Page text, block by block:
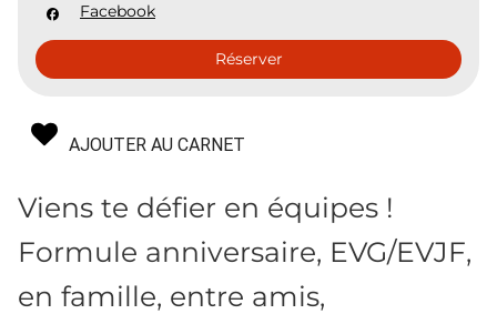
Facebook
Réserver
AJOUTER AU CARNET
Viens te défier en équipes !
Formule anniversaire, EVG/EVJF,
en famille, entre amis,